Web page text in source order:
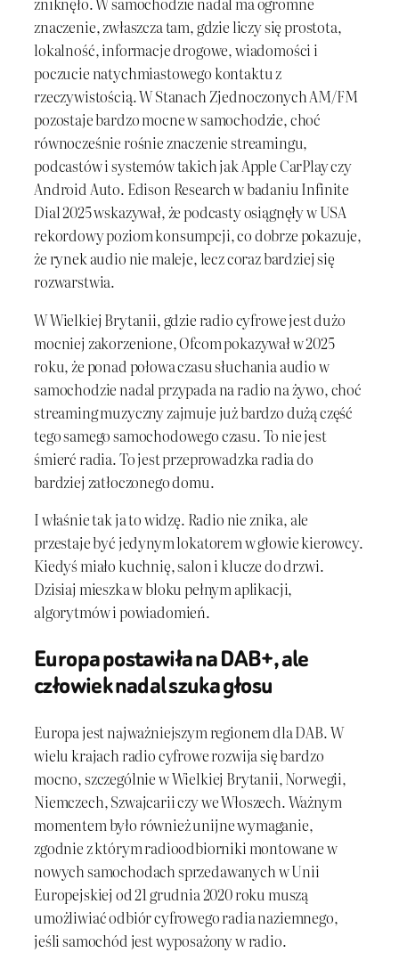
znaczenie, zwłaszcza tam, gdzie liczy się prostota,
lokalność, informacje drogowe, wiadomości i
poczucie natychmiastowego kontaktu z
rzeczywistością. W Stanach Zjednoczonych AM/FM
pozostaje bardzo mocne w samochodzie, choć
równocześnie rośnie znaczenie streamingu,
podcastów i systemów takich jak Apple CarPlay czy
Android Auto. Edison Research w badaniu Infinite
Dial 2025 wskazywał, że podcasty osiągnęły w USA
rekordowy poziom konsumpcji, co dobrze pokazuje,
że rynek audio nie maleje, lecz coraz bardziej się
rozwarstwia.
W Wielkiej Brytanii, gdzie radio cyfrowe jest dużo
mocniej zakorzenione, Ofcom pokazywał w 2025
roku, że ponad połowa czasu słuchania audio w
samochodzie nadal przypada na radio na żywo, choć
streaming muzyczny zajmuje już bardzo dużą część
tego samego samochodowego czasu. To nie jest
śmierć radia. To jest przeprowadzka radia do
bardziej zatłoczonego domu.
I właśnie tak ja to widzę. Radio nie znika, ale
przestaje być jedynym lokatorem w głowie kierowcy.
Kiedyś miało kuchnię, salon i klucze do drzwi.
Dzisiaj mieszka w bloku pełnym aplikacji,
algorytmów i powiadomień.
Europa postawiła na DAB+, ale
człowiek nadal szuka głosu
Europa jest najważniejszym regionem dla DAB. W
wielu krajach radio cyfrowe rozwija się bardzo
mocno, szczególnie w Wielkiej Brytanii, Norwegii,
Niemczech, Szwajcarii czy we Włoszech. Ważnym
momentem było również unijne wymaganie,
zgodnie z którym radioodbiorniki montowane w
nowych samochodach sprzedawanych w Unii
Europejskiej od 21 grudnia 2020 roku muszą
umożliwiać odbiór cyfrowego radia naziemnego,
jeśli samochód jest wyposażony w radio.